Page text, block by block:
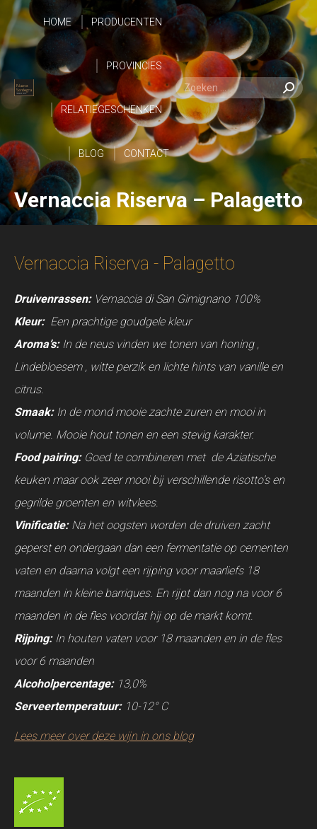
HOME PRODUCENTEN
PROVINCIES
RELATIEGESCHENKEN
BLOG CONTACT
Zoeken:
Vernaccia Riserva – Palagetto
Vernaccia Riserva - Palagetto
Druivenrassen:Vernaccia di San Gimignano 100%
Kleur: Een prachtige goudgele kleur
Aroma’s: In de neus vinden we tonen van honing ,
Lindebloesem , witte perzik en lichte hints van vanille en
citrus.
Smaak:In de mond mooie zachte zuren en mooi in
volume. Mooie hout tonen en een stevig karakter.
Food pairing:Goed te combineren met de Aziatische
keuken maar ook zeer mooi bij verschillende risotto’s en
gegrilde groenten en witvlees.
Vinificatie: Na het oogsten worden de druiven zacht
geperst en ondergaan dan een fermentatie op cementen
vaten en daarna volgt een rijping voor maarliefs 18
maanden in kleine barriques. En rijpt dan nog na voor 6
maanden in de fles voordat hij op de markt komt.
Rijping:In houten vaten voor 18 maanden en in de fles
voor 6 maanden
Alcoholpercentage:13,0%
Serveertemperatuur:10-12° C
Lees meer over deze wijn in ons blog
HOME
PRODUCENTEN
PROVINCIES
RELATIEGESCHENKEN
BLOG CONTACT
Zoeken: